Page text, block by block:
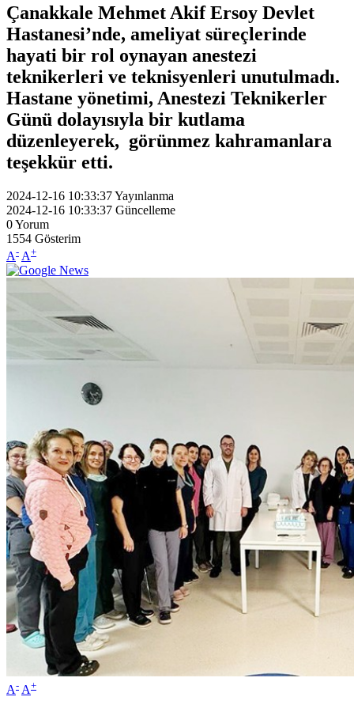
Çanakkale Mehmet Akif Ersoy Devlet
Hastanesi’nde, ameliyat süreçlerinde
hayati bir rol oynayan anestezi
teknikerleri ve teknisyenleri unutulmadı.
Hastane yönetimi, Anestezi Teknikerler
Günü dolayısıyla bir kutlama
düzenleyerek, görünmez kahramanlara
teşekkür etti.
2024-12-16 10:33:37Yayınlanma
2024-12-16 10:33:37 Güncelleme
0Yorum
1554 Gösterim
A- A+
A- A+